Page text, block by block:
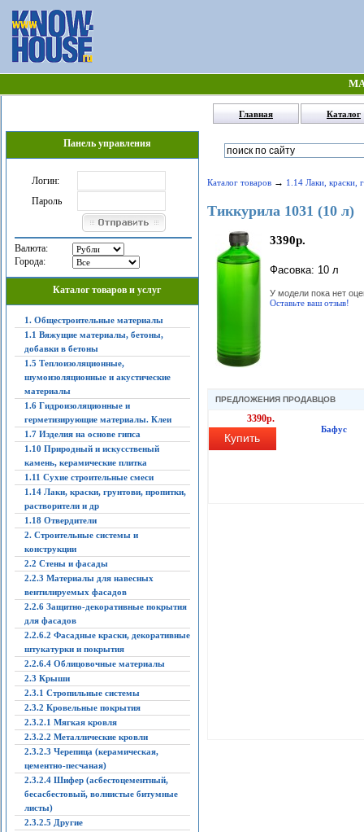
Главная Каталог
Панель управления
Логин:
Пароль
Валюта:
Города:
Каталог товаров и услуг
1. Общестроительные материалы
1.1 Вяжущие материалы, бетоны,
добавки в бетоны
1.5 Теплоизоляционные,
шумоизоляционные и акустические
материалы
1.6 Гидроизоляционные и
герметизирующие материалы. Клеи
1.7 Изделия на основе гипса
1.10 Природный и искусственый
камень, керамические плитка
1.11 Сухие строительные смеси
1.14 Лаки, краски, грунтови, пропитки,
растворители и др
1.18 Отвердители
2. Строительные системы и
конструкции
2.2 Стены и фасады
2.2.3 Материалы для навесных
вентилируемых фасадов
2.2.6 Защитно-декоративные покрытия
для фасадов
2.2.6.2 Фасадные краски, декоративные
штукатурки и покрытия
2.2.6.4 Облицовочные материалы
2.3 Крыши
2.3.1 Стропильные системы
2.3.2 Кровельные покрытия
2.3.2.1 Мягкая кровля
2.3.2.2 Металлические кровли
2.3.2.3 Черепица (керамическая,
цементно-песчаная)
2.3.2.4 Шифер (асбестоцементный,
бесасбестовый, волнистые битумные
листы)
2.3.2.5 Другие
Каталог товаров→ 1.14 Лаки, краски,
Тиккурила 1031 (10 л)
3390р.
Фасовка: 10 л
У модели пока нет
Оставьте ваш отзыв!
ПРЕДЛОЖЕНИЯ ПРОДАВЦОВ
3390р.
Купить
Бафус